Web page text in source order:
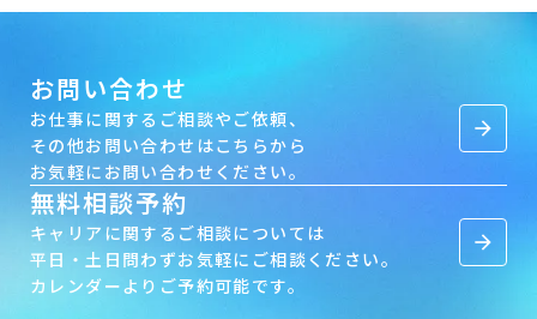
お問い合わせ
お仕事に関するご相談やご依頼、
その他お問い合わせはこちらから
お気軽にお問い合わせください。
arrow_forward
無料相談予約
キャリアに関するご相談については
平日・土日問わずお気軽にご相談ください。
カレンダーよりご予約可能です。
arrow_forward